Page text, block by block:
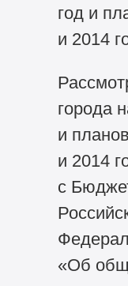
год и
и 2014
города
и
и 2014
с
«Об